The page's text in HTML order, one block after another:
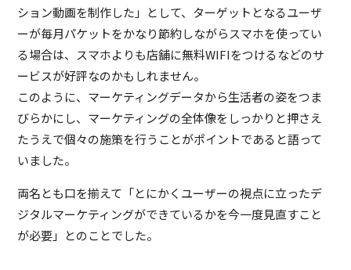
ション動画を制作した」として、ターゲットとなるユーザ
ーが毎月パケットをかなり節約しながらスマホを使ってい
る場合は、スマホよりも店舗に無料WIFIをつけるなどのサ
ービスが好評なのかもしれません。
このように、マーケティングデータから生活者の姿をつま
びらかにし、マーケティングの全体像をしっかりと押さえ
たうえで個々の施策を行うことがポイントであると語って
いました。
両名とも口を揃えて「とにかくユーザーの視点に立ったデ
ジタルマーケティングができているかを今一度見直すこと
が必要」とのことでした。